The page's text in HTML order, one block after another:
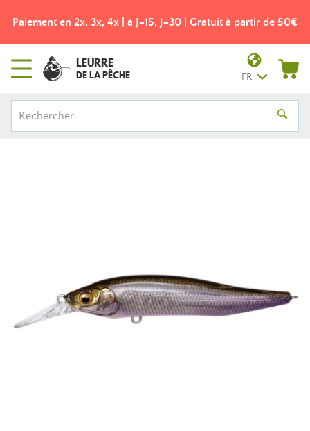
Paiement en 2x, 3x, 4x | à J+15, J+30 | Gratuit à partir de 50€
LEURRE
DE LA PÊCHE FR